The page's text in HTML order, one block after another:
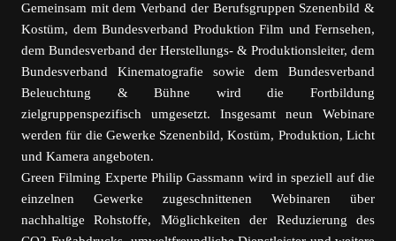
Gemeinsam mit dem Verband der Berufsgruppen Szenenbild &
Kostüm, dem Bundesverband Produktion Film und Fernsehen,
dem Bundesverband der Herstellungs- & Produktionsleiter, dem
Bundesverband Kinematografie sowie dem Bundesverband
Beleuchtung & Bühne wird die Fortbildung
zielgruppenspezifisch umgesetzt. Insgesamt neun Webinare
werden für die Gewerke Szenenbild, Kostüm, Produktion, Licht
und Kamera angeboten.
Green Filming Experte Philip Gassmann wird in speziell auf die
einzelnen Gewerke zugeschnittenen Webinaren über
nachhaltige Rohstoffe, Möglichkeiten der Reduzierung des